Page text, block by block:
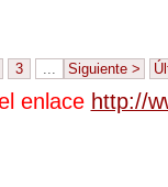
3 ... Siguiente >
enlace http://